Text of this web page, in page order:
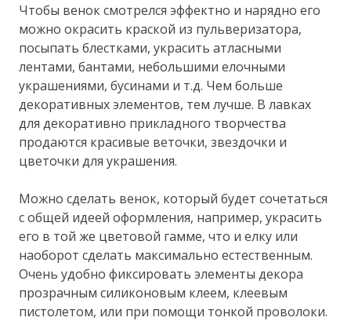
Чтобы венок смотрелся эффектно и нарядно его
можно окрасить краской из пульверизатора,
посыпать блестками, украсить атласными
лентами, бантами, небольшими елочными
украшениями, бусинами и т.д. Чем больше
декоративных элементов, тем лучше. В лавках
для декоративно прикладного творчества
продаются красивые веточки, звездочки и
цветочки для украшения.
Можно сделать венок, который будет сочетаться
с общей идеей оформления, например, украсить
его в той же цветовой гамме, что и елку или
наоборот сделать максимально естественным.
Очень удобно фиксировать элементы декора
прозрачным силиконовым клеем, клеевым
пистолетом, или при помощи тонкой проволоки.